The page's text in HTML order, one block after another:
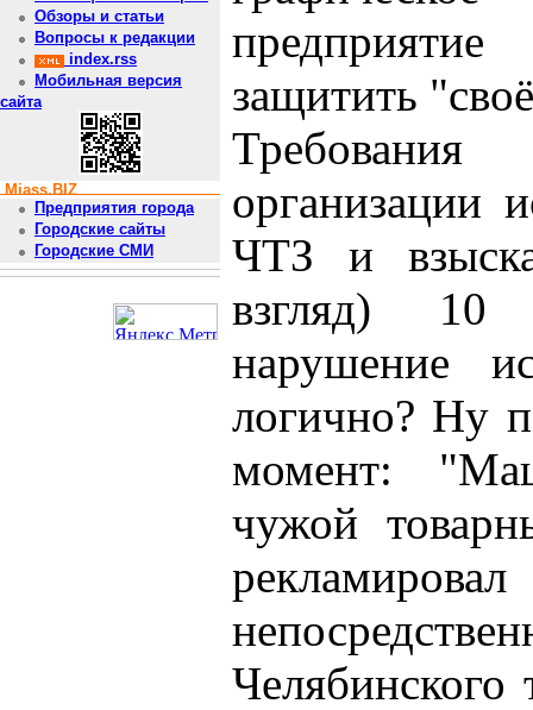
Обзоры и статьи
Вопросы к редакции
index.rss
Мобильная версия
сайта
Miass.BIZ
Предприятия города
Городские сайты
Городские СМИ
защитить
Требования
организации
ЧТЗ и
взгляд) 10
нарушение
логично? Ну
момент:
чужой
Челябинского